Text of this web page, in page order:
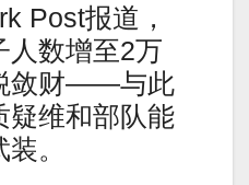
Post报道，
人数增至2万
敛财——与此
疑维和部队能
。